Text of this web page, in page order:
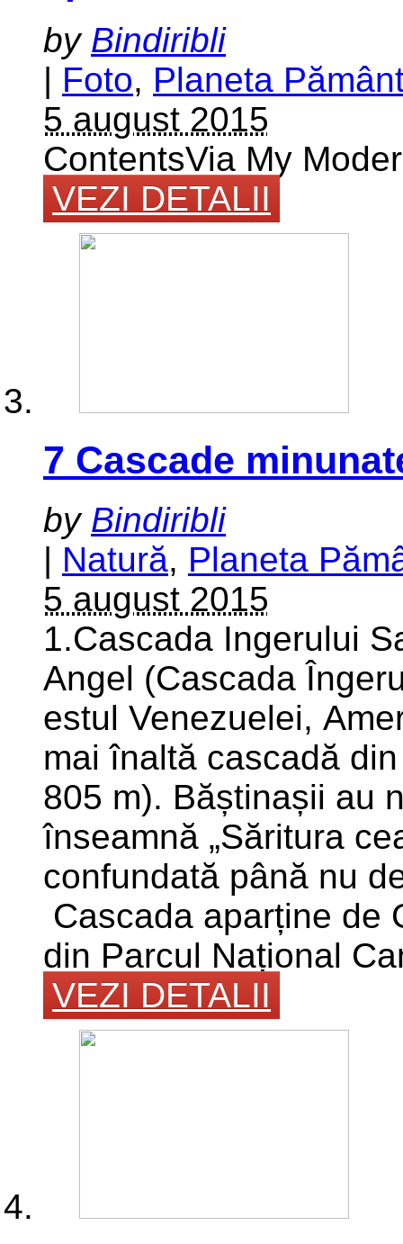
by Bindiribli
| Foto, Planeta
5 august 2015
ContentsVia My
VEZI DETALII
7 Cascade
by Bindiribli
| Natură, Planeta
5 august 2015
1.Cascada Ingerului
Angel (Cascada
estul Venezuelei,
mai înaltă cascadă
805 m). Băștinașii au
înseamnă „Săritura
confundată până nu
Cascada aparține de
din Parcul Național
VEZI DETALII